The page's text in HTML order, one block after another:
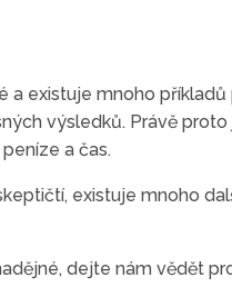
a existuje mnoho
výsledků. Právě
a čas.
existuje mnoho
dejte nám vědět